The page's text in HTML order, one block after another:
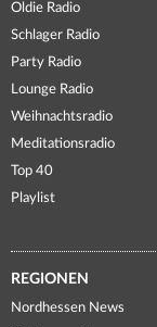
Oldie Radio
Schlager Radio
Party Radio
Lounge Radio
Weihnachtsradio
Meditationsradio
Top 40
Playlist
REGIONEN
Nordhessen News